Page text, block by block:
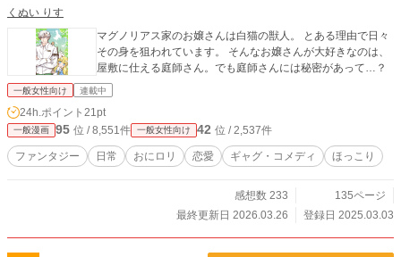
くぬい りす
マグノリアス家のお嬢さんは白猫の獣人。 とある理由で日々
その身を狙われています。 そんなお嬢さんが大好きなのは、
屋敷に仕える庭師さん。でも庭師さんには秘密があって…？
一般女性向け 連載中
24h.ポイント 21pt
一般漫画 95 位 / 8,551件 一般女性向け 42 位 / 2,537件
ファンタジー 日常 おにロリ 恋愛 ギャグ・コメディ ほっこり
感想数 233
135ページ
最終更新日 2026.03.26
登録日 2025.03.03